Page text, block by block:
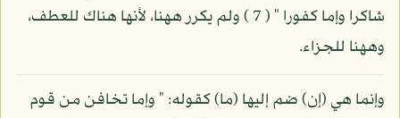
شاكرا وإما كفورا " ( 7 ) ولم يكرر ههنا، لأنها هناك للعطف،
وههنا للجزاء.
وإنما هي (إن) ضم إليها (ما) كقوله: " وإما تخافن من قوم